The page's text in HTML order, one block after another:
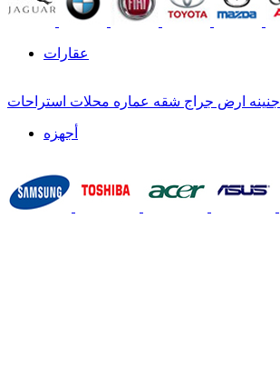
عقارات
جنينه ارض جراج شقه عماره محلات استراحات
أجهزه